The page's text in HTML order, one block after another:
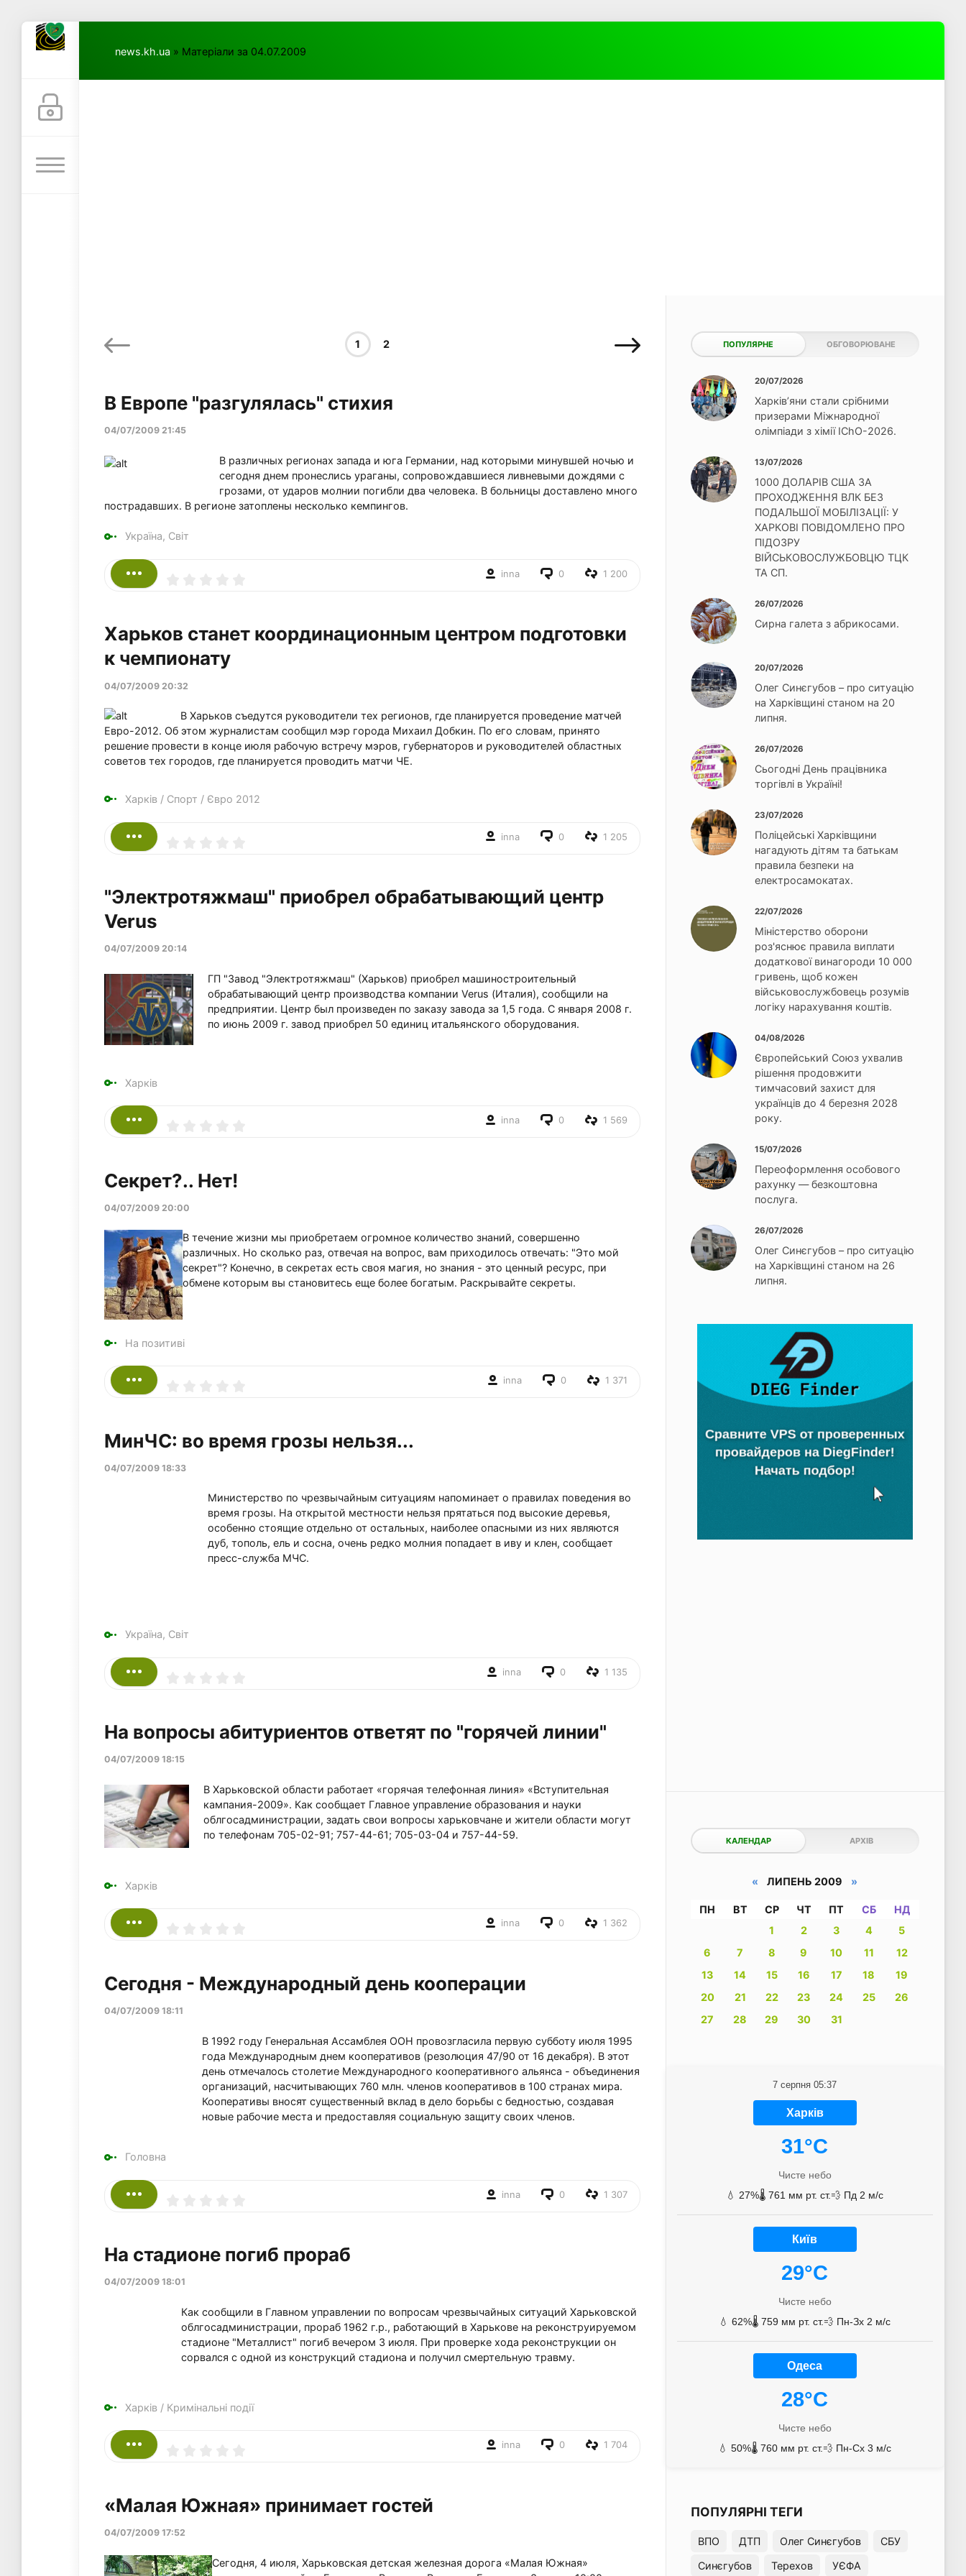
news.kh.ua » Матеріали за 04.07.2009
1 2
В Европе "разгулялась" стихия
04/07/2009 21:45
В различных регионах запада и юга Германии, над которыми минувшей ночью и
сегодня днем пронеслись ураганы, сопровождавшиеся ливневыми дождями с
грозами, от ударов молнии погибли два человека. В больницы доставлено много
пострадавших. В регионе затоплены несколько кемпингов.
Україна, Світ
inna 0 1 200
Харьков станет координационным центром подготовки
к чемпионату
04/07/2009 20:32
В Харьков съедутся руководители тех регионов, где планируется проведение матчей
Евро-2012. Об этом журналистам сообщил мэр города Михаил Добкин. По его словам, принято
решение провести в конце июля рабочую встречу мэров, губернаторов и руководителей областных
советов тех городов, где планируется проводить матчи ЧЕ.
Харків / Спорт / Євро 2012
inna 0 1 205
"Электротяжмаш" приобрел обрабатывающий центр
Verus
04/07/2009 20:14
ГП "Завод "Электротяжмаш" (Харьков) приобрел машиностроительный
обрабатывающий центр производства компании Verus (Италия), сообщили на
предприятии. Центр был произведен по заказу завода за 1,5 года. С января 2008 г.
по июнь 2009 г. завод приобрел 50 единиц итальянского оборудования.
Харків
inna 0 1 569
Секрет?.. Нет!
04/07/2009 20:00
В течение жизни мы приобретаем огромное количество знаний, совершенно
различных. Но сколько раз, отвечая на вопрос, вам приходилось отвечать: "Это мой
секрет"? Конечно, в секретах есть своя магия, но знания - это ценный ресурс, при
обмене которым вы становитесь еще более богатым. Раскрывайте секреты.
На позитиві
inna 0 1 371
МинЧС: во время грозы нельзя...
04/07/2009 18:33
Министерство по чрезвычайным ситуациям напоминает о правилах поведения во
время грозы. На открытой местности нельзя прятаться под высокие деревья,
особенно стоящие отдельно от остальных, наиболее опасными из них являются
дуб, тополь, ель и сосна, очень редко молния попадает в иву и клен, сообщает
пресс-служба МЧС.
Україна, Світ
inna 0 1 135
На вопросы абитуриентов ответят по "горячей линии"
04/07/2009 18:15
В Харьковской области работает «горячая телефонная линия» «Вступительная
кампания-2009». Как сообщает Главное управление образования и науки
облгосадминистрации, задать свои вопросы харьковчане и жители области могут
по телефонам 705-02-91; 757-44-61; 705-03-04 и 757-44-59.
Харків
inna 0 1 362
Сегодня - Международный день кооперации
04/07/2009 18:11
В 1992 году Генеральная Ассамблея ООН провозгласила первую субботу июля 1995
года Международным днем кооперативов (резолюция 47/90 от 16 декабря). В этот
день отмечалось столетие Международного кооперативного альянса - объединения
организаций, насчитывающих 760 млн. членов кооперативов в 100 странах мира.
Кооперативы вносят существенный вклад в дело борьбы с бедностью, создавая
новые рабочие места и предоставляя социальную защиту своих членов.
Головна
inna 0 1 307
На стадионе погиб прораб
04/07/2009 18:01
Как сообщили в Главном управлении по вопросам чрезвычайных ситуаций Харьковской
облгосадминистрации, прораб 1962 г.р., работающий в Харькове на реконструируемом
стадионе "Металлист" погиб вечером 3 июля. При проверке хода реконструкции он
сорвался с одной из конструкций стадиона и получил смертельную травму.
Харків / Кримінальні події
inna 0 1 704
«Малая Южная» принимает гостей
04/07/2009 17:52
Сегодня, 4 июля, Харьковская детская железная дорога «Малая Южная»
ПОПУЛЯРНЕ ОБГОВОРЮВАНЕ
20/07/2026
Харків’яни стали срібними
призерами Міжнародної
олімпіади з хімії IChO-2026.
13/07/2026
1000 ДОЛАРІВ США ЗА
ПРОХОДЖЕННЯ ВЛК БЕЗ
ПОДАЛЬШОЇ МОБІЛІЗАЦІЇ: У
ХАРКОВІ ПОВІДОМЛЕНО ПРО
ПІДОЗРУ
ВІЙСЬКОВОСЛУЖБОВЦЮ ТЦК
ТА СП.
26/07/2026
Сирна галета з абрикосами.
20/07/2026
Олег Синєгубов – про ситуацію
на Харківщині станом на 20
липня.
26/07/2026
Сьогодні День працівника
торгівлі в Україні!
23/07/2026
Поліцейські Харківщини
нагадують дітям та батькам
правила безпеки на
електросамокатах.
22/07/2026
Міністерство оборони
роз'яснює правила виплати
додаткової винагороди 10 000
гривень, щоб кожен
військовослужбовець розумів
логіку нарахування коштів.
04/08/2026
Європейський Союз ухвалив
рішення продовжити
тимчасовий захист для
українців до 4 березня 2028
року.
15/07/2026
Переоформлення особового
рахунку — безкоштовна
послуга.
26/07/2026
Олег Синєгубов – про ситуацію
на Харківщині станом на 26
липня.
КАЛЕНДАР АРХІВ
« ЛИПЕНЬ 2009 »
ПН ВТ СР ЧТ ПТ СБ
НД
1
2 3 4
5
6
7 8 9 10 11
12
13
14 15 16 17 18
19
20
21 22 23 24 25
26
27
28 29 30 31
7 серпня 05:37
Харків
31°C
Чисте небо
💧 27%🌡️ 761 мм рт. ст.💨 Пд 2 м/с
Київ
29°C
Чисте небо
💧 62%🌡️ 759 мм рт. ст.💨 Пн-Зх 2 м/с
Одеса
28°C
Чисте небо
💧 50%🌡️ 760 мм рт. ст.💨 Пн-Сх 3 м/с
ПОПУЛЯРНІ ТЕГИ
ВПО ДТП Олег Синєгубов
СБУ
Синєгубов
Терехов УЄФА